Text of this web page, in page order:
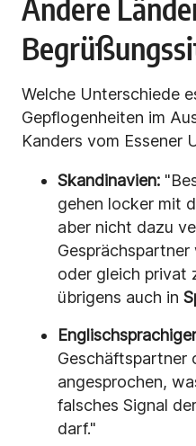
Andere
Welche Unterschiede
Gepflogenheiten im
Kanders vom Essener
Skandinavien:
gehen locker mit
aber nicht dazu
oder gleich privat
übrigens auch in
Geschäftspartner
angesprochen,
falsches Signal
darf."